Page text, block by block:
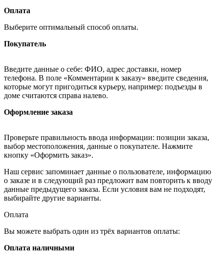
Оплата
Выберите оптимальный способ оплаты.
Покупатель
Введите данные о себе: ФИО, адрес доставки, номер
телефона. В поле «Комментарии к заказу» введите сведения,
которые могут пригодиться курьеру, например: подъезды в
доме считаются справа налево.
Оформление заказа
Проверьте правильность ввода информации: позиции заказа,
выбор местоположения, данные о покупателе. Нажмите
кнопку «Оформить заказ».
Наш сервис запоминает данные о пользователе, информацию
о заказе и в следующий раз предложит вам повторить к вводу
данные предыдущего заказа. Если условия вам не подходят,
выбирайте другие варианты.
Оплата
Вы можете выбрать один из трёх вариантов оплаты:
Оплата наличными